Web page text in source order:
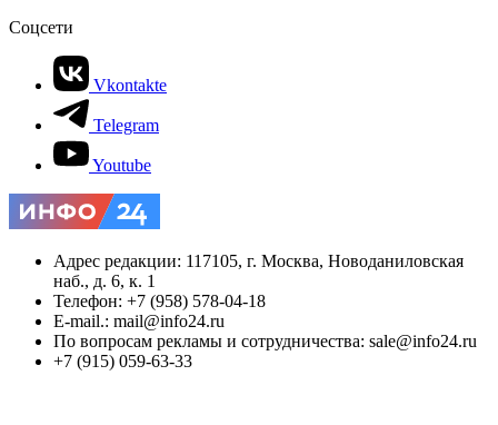
Соцсети
Vkontakte
Telegram
Youtube
Адрес редакции: 117105, г. Москва, Новоданиловская
наб., д. 6, к. 1
Телефон: +7 (958) 578-04-18
E-mail.: mail@info24.ru
По вопросам рекламы и сотрудничества: sale@info24.ru
+7 (915) 059-63-33